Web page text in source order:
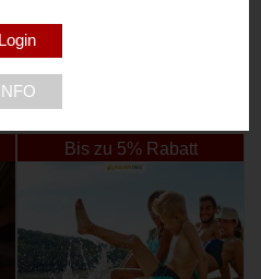
Bis zu 5% Rabatt